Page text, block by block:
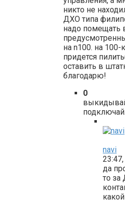
никто не
ДХО типа
надо помещать
на n100. на
придется
оставить в
благодарю!
0
navi
да
то за